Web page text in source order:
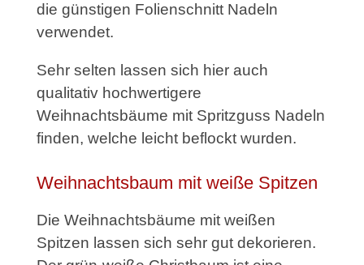
die günstigen Folienschnitt Nadeln
verwendet.
Sehr selten lassen sich hier auch
qualitativ hochwertigere
Weihnachtsbäume mit Spritzguss Nadeln
finden, welche leicht beflockt wurden.
Weihnachtsbaum mit weiße Spitzen
Die Weihnachtsbäume mit weißen
Spitzen lassen sich sehr gut dekorieren.